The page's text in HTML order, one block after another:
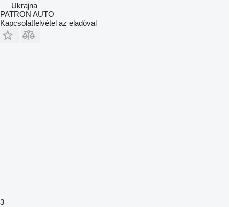
Ukrajna
PATRON AUTO
Kapcsolatfelvétel az eladóval
3